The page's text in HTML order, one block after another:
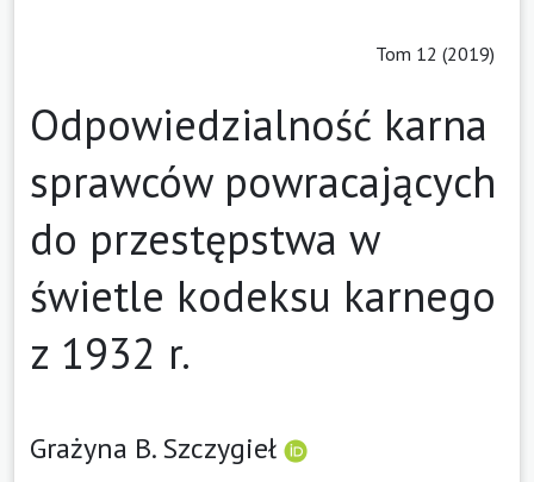
Tom 12 (2019)
Odpowiedzialność karna
sprawców powracających
do przestępstwa w
świetle kodeksu karnego
z 1932 r.
Grażyna B. Szczygieł